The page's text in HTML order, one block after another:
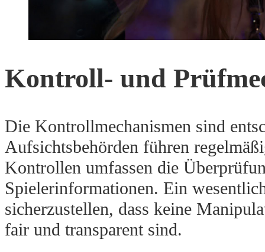
Kontroll- und
Die Kontrollmechanismen sind
Aufsichtsbehörden führen
Kontrollen umfassen die
Spielerinformationen. Ein
sicherzustellen, dass keine
fair und transparent sind.